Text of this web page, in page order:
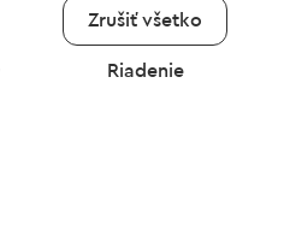
Zrušiť všetko
Riadenie